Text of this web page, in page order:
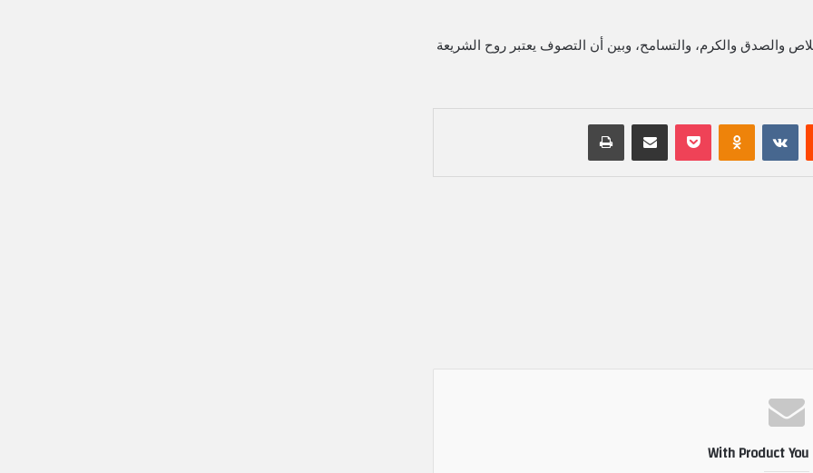
والصدق والكرم، والتسامح، وبين أن التصوف يعتبر روح الشريعة
بوكيت
With Product